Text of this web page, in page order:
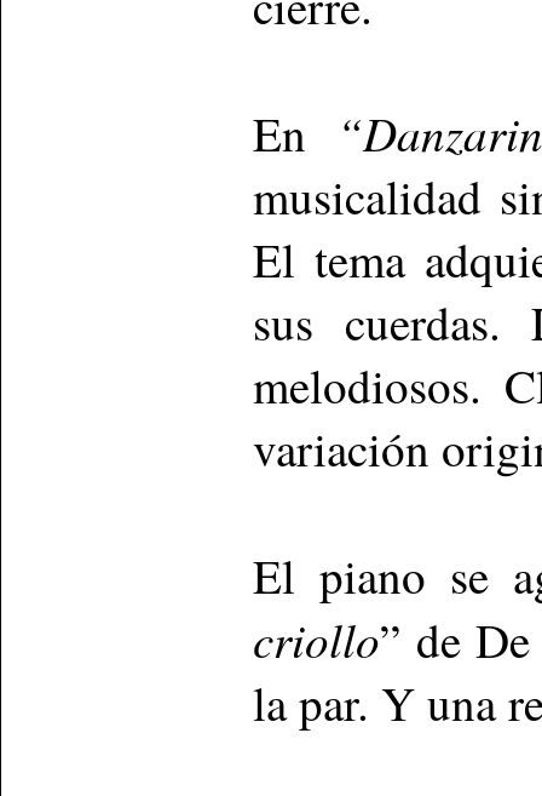
En
musicalidad
El tema
sus cuerdas.
melodiosos.
variación
El piano se
criollo” de
la par. Y una